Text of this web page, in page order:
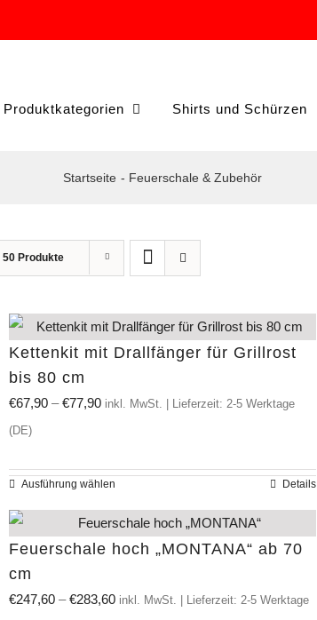
Produktkategorien Shirts und Schürzen
Startseite Feuerschale & Zubehör
50 Produkte
Kettenkit mit Drallfänger für Grillrost
bis 80 cm
€67,90–€77,90 inkl. MwSt. | Lieferzeit: 2-5 Werktage
(DE)
Ausführung wählenDieses
Produkt
weist
Varianten
Details
Feuerschale hoch „MONTANA“ ab 70
cm
€247,60–€283,60 inkl. MwSt. | Lieferzeit: 2-5 Werktage